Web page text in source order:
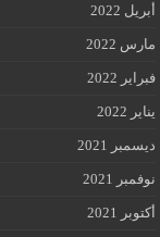
أبريل 2022
مارس 2022
فبراير 2022
يناير 2022
ديسمبر 2021
نوفمبر 2021
أكتوبر 2021